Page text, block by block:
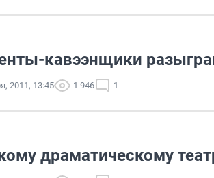
кавээнщики
2011, 13:45 1 946 1
драматическому